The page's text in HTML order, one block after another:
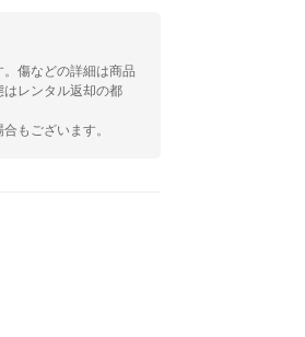
。傷などの詳細は商品
レンタル返却の都
もございます。